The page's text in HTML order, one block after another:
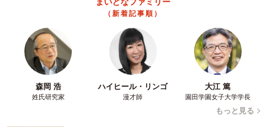
この趣味の原点は、コロナ前に訪れた京都の中華料理店
「ハマムラ」のリニューアルオープンでした。わくいさん
は当時、ラジオ局で働いていて、オープンの様子を自分の
目で見に行くことに。開店20分ほど前に到着すると誰も並
んでおらず、結果的にリニューアル後の「1人目の客」にな
りました。
（新着記事順）
森岡 浩
姓氏研究家
ハイヒール・リンゴ
漫才師
大江 篤
園田学園女子大学学長
もっと見る